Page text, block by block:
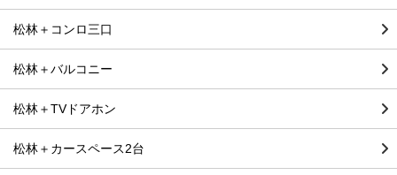
松林＋コンロ三口
松林＋バルコニー
松林＋TVドアホン
松林＋カースペース2台